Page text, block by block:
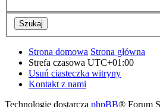
Strona domowa Strona główna
Strefa czasowa UTC+01:00
Usuń ciasteczka witryny
Kontakt z nami
Technologię dostarcza phpBB® Forum